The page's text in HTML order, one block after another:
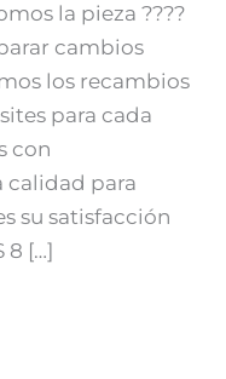
la pieza ????
cambios
los recambios
para cada
con
calidad para
su satisfacción
8 […]